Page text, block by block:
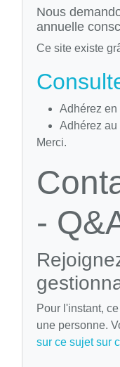
Nous
annuelle
Ce site existe
Adhérez en
Adhérez au
Merci.
-
Pour l'instant,
une personne.
sur ce sujet sur